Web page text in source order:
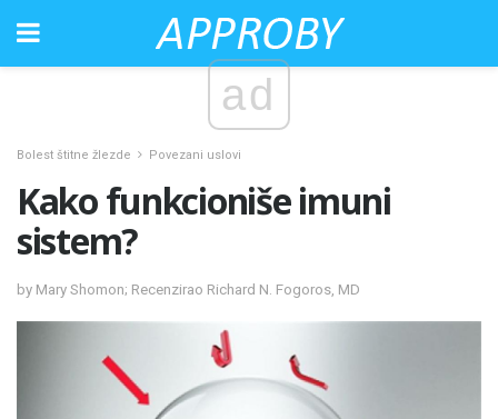
ad
Bolest štitne žlezde Povezani uslovi
Kako funkcioniše imuni
sistem?
by Mary Shomon; Recenzirao Richard N. Fogoros, MD